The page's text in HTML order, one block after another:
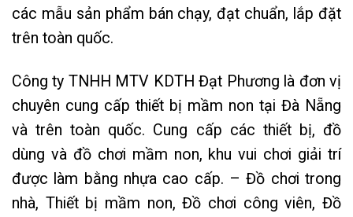
các mẫu sản phẩm bán chạy, đạt chuẩn, lắp đặt
trên toàn quốc.
Công ty TNHH MTV KDTH Đạt Phương là đơn vị
chuyên cung cấp thiết bị mầm non tại Đà Nẵng
và trên toàn quốc. Cung cấp các thiết bị, đồ
dùng và đồ chơi mầm non, khu vui chơi giải trí
được làm bằng nhựa cao cấp. – Đồ chơi trong
nhà, Thiết bị mầm non, Đồ chơi công viên, Đồ